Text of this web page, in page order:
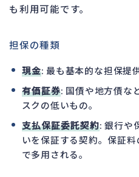
も利用可能です。
担保の種類
現金: 最も基本的な担保提
有価証券: 国債や地方債な
スクの低いもの。
支払保証委託契約: 銀行や
いを保証する契約。保証
で多用される。